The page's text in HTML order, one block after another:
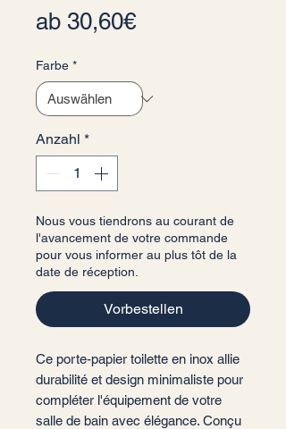
ab 30,60€Sale-Preis
Farbe *
Anzahl *
Nous vous tiendrons au courant de
l'avancement de votre commande
pour vous informer au plus tôt de la
date de réception.
Vorbestellen
Ce porte-papier toilette en inox allie
durabilité et design minimaliste pour
compléter l'équipement de votre
salle de bain avec élégance. Conçu